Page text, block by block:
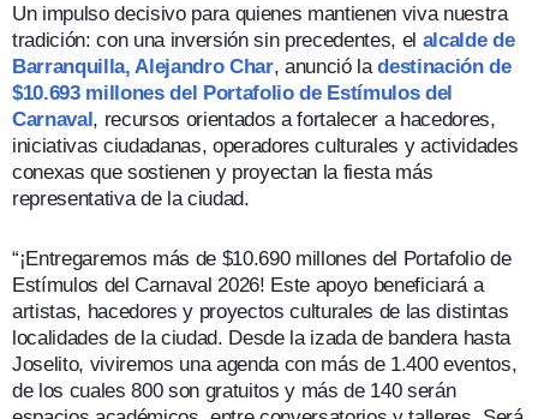
Un impulso decisivo para quienes mantienen viva nuestra
tradición: con una inversión sin precedentes, el alcalde de
Barranquilla, Alejandro Char, anunció ladestinación de
$10.693 millones del Portafolio de Estímulos del
Carnaval, recursos orientados a fortalecer a hacedores,
iniciativas ciudadanas, operadores culturales y actividades
conexas que sostienen y proyectan la fiesta más
representativa de la ciudad.
“¡Entregaremos más de $10.690 millones del Portafolio de
Estímulos del Carnaval 2026! Este apoyo beneficiará a
artistas, hacedores y proyectos culturales de las distintas
localidades de la ciudad. Desde la izada de bandera hasta
Joselito, viviremos una agenda con más de 1.400 eventos,
de los cuales 800 son gratuitos y más de 140 serán